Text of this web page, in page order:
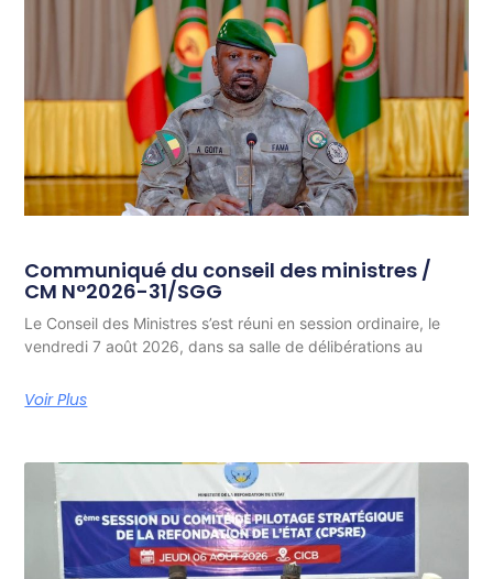
Communiqué du conseil des ministres /
CM N°2026-31/SGG
Le Conseil des Ministres s’est réuni en session ordinaire, le
vendredi 7 août 2026, dans sa salle de délibérations au
Voir Plus